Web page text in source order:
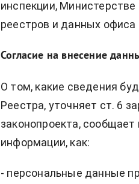
инспекции,
реестров и данных офиса
Согласие на внесение
О том, какие сведения
Реестра, уточняет ст. 6
законопроекта, сообщает
информации, как:
- персональные данные